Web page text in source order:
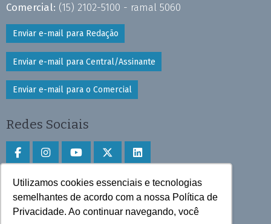
Utilizamos cookies essenciais e tecnologias
semelhantes de acordo com a nossa Política de
Privacidade. Ao continuar navegando, você
Comercial: (15) 2102-5100 - ramal 5060
Enviar e-mail para Redação
Enviar e-mail para Central/Assinante
Enviar e-mail para o Comercial
Redes Sociais
Faça download do aplicativo
Play Store e App Store